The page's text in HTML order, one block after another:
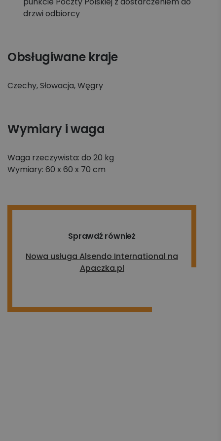
Apaczka PRO
drzwi odbiorcy
Obsługiwane kraje
Czechy, Słowacja, Węgry
Wymiary i waga
Waga rzeczywista: do 20 kg
Wymiary: 60 x 60 x 70 cm
Sprawdź również
Nowa usługa Alsendo International na
Apaczka.pl